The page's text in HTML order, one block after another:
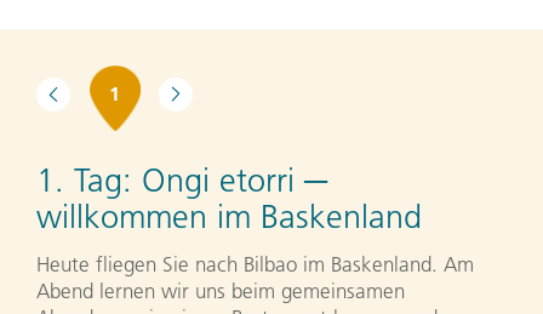
1
1. Tag: Ongi etorri ─
willkommen im Baskenland
Heute fliegen Sie nach Bilbao im Baskenland. Am
Abend lernen wir uns beim gemeinsamen